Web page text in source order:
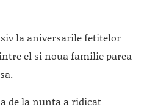
la aniversarile fetitelor
el si noua familie parea
de la nunta a ridicat